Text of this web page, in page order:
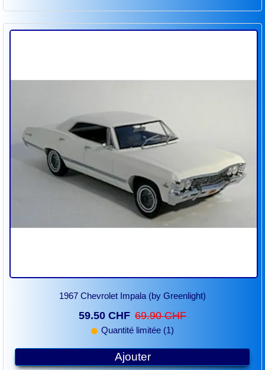
1967 Chevrolet Impala (by Greenlight)
59.50 CHF 69.90 CHF
Quantité limitée (1)
Ajouter